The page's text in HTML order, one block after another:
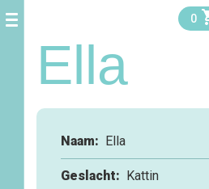
0
Ella
Naam: Ella
Geslacht: Kattin